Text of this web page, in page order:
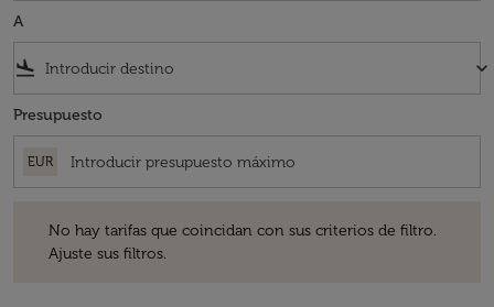
A
flight_land keyboard_arrow_down
Presupuesto
EUR
No hay tarifas que coincidan con sus criterios de filtro.
Ajuste sus filtros.